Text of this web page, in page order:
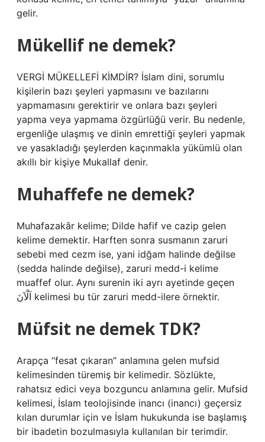
gelir.
Mükellif ne demek?
VERGİ MÜKELLEFİ KİMDİR? İslam dini, sorumlu
kişilerin bazı şeyleri yapmasını ve bazılarını
yapmamasını gerektirir ve onlara bazı şeyleri
yapma veya yapmama özgürlüğü verir. Bu nedenle,
ergenliğe ulaşmış ve dinin emrettiği şeyleri yapmak
ve yasakladığı şeylerden kaçınmakla yükümlü olan
akıllı bir kişiye Mukallaf denir.
Muhaffefe ne demek?
Muhafazakâr kelime; Dilde hafif ve cazip gelen
kelime demektir. Harften sonra susmanın zaruri
sebebi med cezm ise, yani idğam halinde değilse
(sedda halinde değilse), zaruri medd-i kelime
muaffef olur. Aynı surenin iki ayrı ayetinde geçen
آلْآنَ kelimesi bu tür zaruri medd-ilere örnektir.
Müfsit ne demek TDK?
Arapça “fesat çıkaran” anlamına gelen mufsid
kelimesinden türemiş bir kelimedir. Sözlükte,
rahatsız edici veya bozguncu anlamına gelir. Mufsid
kelimesi, İslam teolojisinde inancı (inancı) geçersiz
kılan durumlar için ve İslam hukukunda ise başlamış
bir ibadetin bozulmasıyla kullanılan bir terimdir.